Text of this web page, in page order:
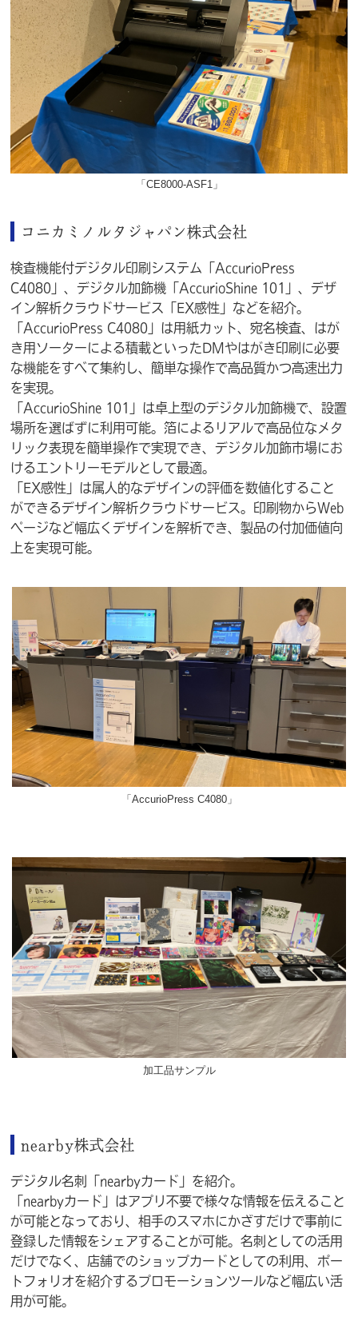
「CE8000-ASF1」
コニカミノルタジャパン株式会社
検査機能付デジタル印刷システム「AccurioPress
C4080」、デジタル加飾機「AccurioShine 101」、デザ
イン解析クラウドサービス「EX感性」などを紹介。
「AccurioPress C4080」は用紙カット、宛名検査、はが
き用ソーターによる積載といったDMやはがき印刷に必要
な機能をすべて集約し、簡単な操作で高品質かつ高速出力
を実現。
「AccurioShine 101」は卓上型のデジタル加飾機で、設置
場所を選ばずに利用可能。箔によるリアルで高品位なメタ
リック表現を簡単操作で実現でき、デジタル加飾市場にお
けるエントリーモデルとして最適。
「EX感性」は属人的なデザインの評価を数値化すること
ができるデザイン解析クラウドサービス。印刷物からWeb
ページなど幅広くデザインを解析でき、製品の付加価値向
上を実現可能。
「AccurioPress C4080」
加工品サンプル
nearby株式会社
デジタル名刺「nearbyカード」を紹介。
「nearbyカード」はアプリ不要で様々な情報を伝えること
が可能となっており、相手のスマホにかざすだけで事前に
登録した情報をシェアすることが可能。名刺としての活用
だけでなく、店舗でのショップカードとしての利用、ポー
トフォリオを紹介するプロモーションツールなど幅広い活
用が可能。